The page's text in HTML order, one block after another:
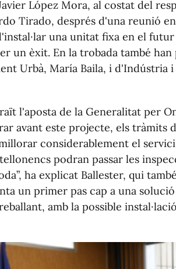
López Mora, al costat del
Tirado, després d'una reunió
una unitat fixa en el
un èxit. En la trobada també
Urbà, María Baila, i d'Indústria
l'aposta de la Generalitat per
avant este projecte, els tràmits
considerablement el
podran passar les
ha explicat Ballester, qui
un primer pas cap a una
amb la possible